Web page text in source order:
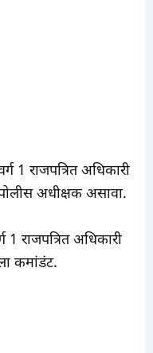
1 राजपत्रित अधिकारी
अधीक्षक असावा.
राजपत्रित अधिकारी
कमांडंट.